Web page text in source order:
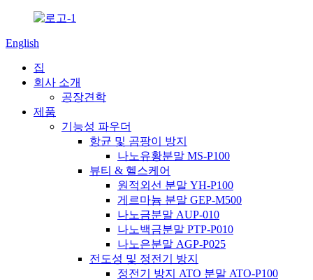
English
집
회사 소개
공장견학
제품
기능성 파우더
항균 및 곰팡이 방지
나노유황분말 MS-P100
뷰티 & 헬스케어
원적외선 분말 YH-P100
게르마늄 분말 GEP-M500
나노금분말 AUP-010
나노백금분말 PTP-P010
나노은분말 AGP-P025
전도성 및 정전기 방지
정전기 방지 ATO 분말 ATO-P100